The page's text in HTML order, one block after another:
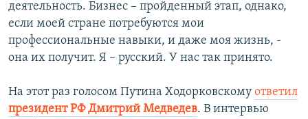
деятельность. Бизнес – пройденный этап, однако,
если моей стране потребуются мои
профессиональные навыки, и даже моя жизнь, -
она их получит. Я – русский. У нас так принято.
На этот раз голосом Путина Ходорковскому ответил
президент РФ Дмитрий Медведев. В интервью